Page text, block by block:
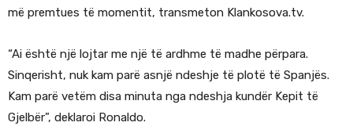
më premtues të momentit, transmeton Klankosova.tv.
“Ai është një lojtar me një të ardhme të madhe përpara.
Sinqerisht, nuk kam parë asnjë ndeshje të plotë të Spanjës.
Kam parë vetëm disa minuta nga ndeshja kundër Kepit të
Gjelbër”, deklaroi Ronaldo.